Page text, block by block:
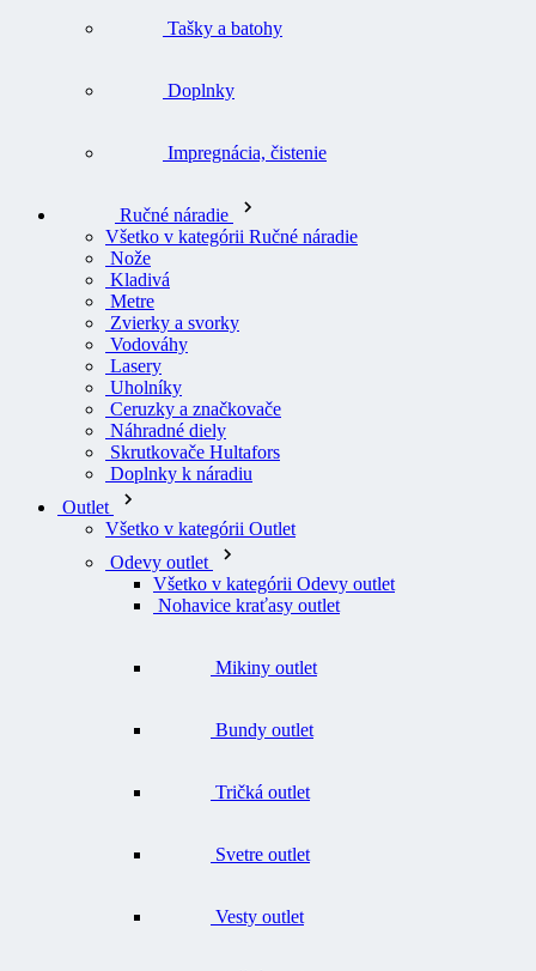
Tašky a batohy
Doplnky
Impregnácia, čistenie
Ručné náradie
Všetko v kategórii Ručné náradie
Nože
Kladivá
Metre
Zvierky a svorky
Vodováhy
Lasery
Uholníky
Ceruzky a značkovače
Náhradné diely
Skrutkovače Hultafors
Doplnky k náradiu
Outlet
Všetko v kategórii Outlet
Odevy outlet
Všetko v kategórii Odevy outlet
Nohavice kraťasy outlet